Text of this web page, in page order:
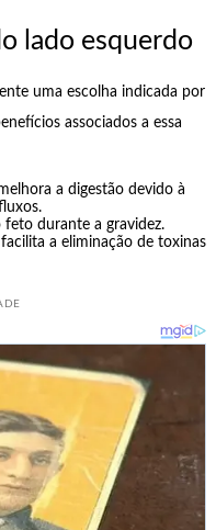
lado esquerdo
uma escolha indicada por
associados a essa
a digestão devido à
durante a gravidez.
a eliminação de toxinas